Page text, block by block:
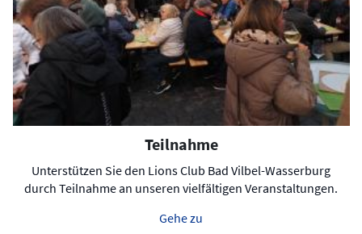
Teilnahme
Unterstützen Sie den Lions Club Bad Vilbel-Wasserburg
durch Teilnahme an unseren vielfältigen Veranstaltungen.
Gehe zu